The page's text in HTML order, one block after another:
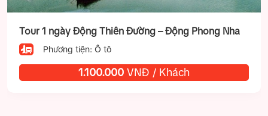
Tour 1 ngày Động Thiên Đường – Động Phong Nha
Phương tiện: Ô tô
1.100.000 VNĐ / Khách